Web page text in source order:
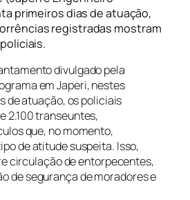
primeiros dias de atuação,
registradas mostram
divulgado pela
em Japeri, nestes
de atuação, os policiais
2.100 transeuntes,
que, no momento,
de atitude suspeita. Isso,
circulação de entorpecentes,
de segurança de moradores e